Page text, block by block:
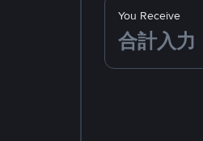
You Receive